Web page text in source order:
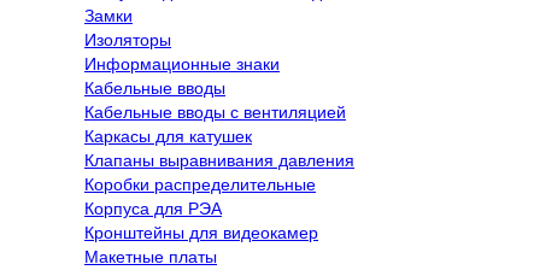
Замки
Изоляторы
Информационные знаки
Кабельные вводы
Кабельные вводы с вентиляцией
Каркасы для катушек
Клапаны выравнивания давления
Коробки распределительные
Корпуса для РЭА
Кронштейны для видеокамер
Макетные платы